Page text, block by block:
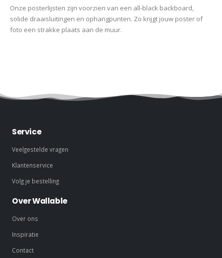
Onze posterlijsten zijn voorzien van een all-black backboard,
solide draaisluitingen en ophangpunten. Zo krijgt jouw poster of
foto een strakke plaats aan de muur.
Service
Veelgestelde vragen
Klantenservice
Volg je bestelling
Over Wallable
Over ons
Inspiratie
Contact